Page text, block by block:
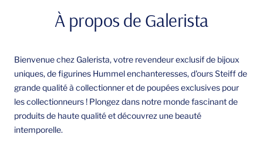
À propos de Galerista
Bienvenue chez Galerista, votre revendeur exclusif de bijoux
uniques, de figurines Hummel enchanteresses, d'ours Steiff de
grande qualité à collectionner et de poupées exclusives pour
les collectionneurs ! Plongez dans notre monde fascinant de
produits de haute qualité et découvrez une beauté
intemporelle.